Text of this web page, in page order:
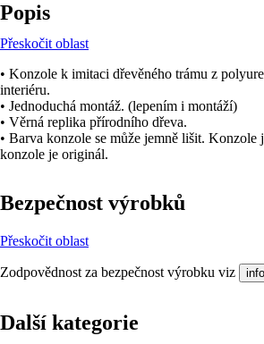
Popis
Přeskočit oblast
• Konzole k imitaci dřevěného trámu z
interiéru.
• Jednoduchá montáž. (lepením i montáží)
• Věrná replika přírodního dřeva.
• Barva konzole se může jemně lišit. Konzole
konzole je originál.
Bezpečnost výrobků
Přeskočit oblast
Zodpovědnost za bezpečnost výrobku viz
Další kategorie